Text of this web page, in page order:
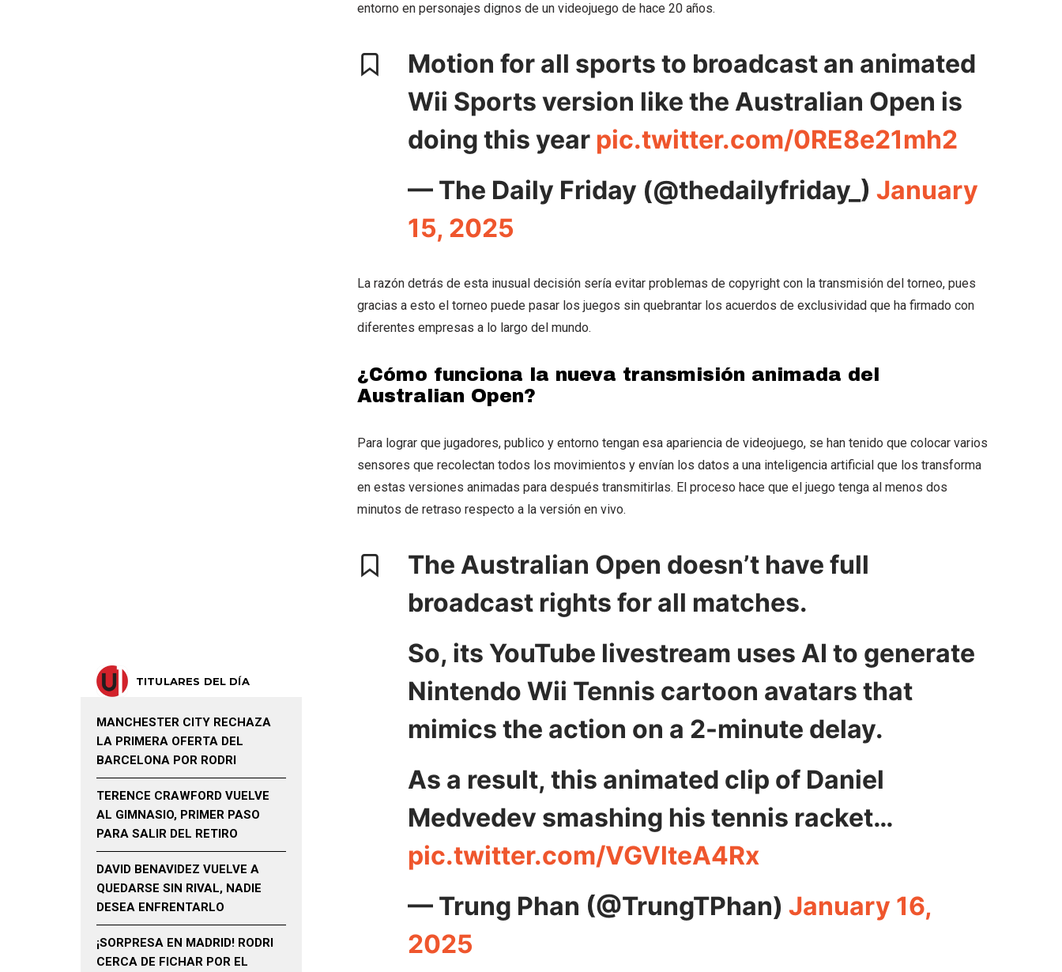
entorno en personajes dignos de un videojuego de hace 20 años.
Motion for all sports to broadcast an animated
Wii Sports version like the Australian Open is
doing this year pic.twitter.com/0RE8e21mh2
— The Daily Friday (@thedailyfriday_) January
15, 2025
La razón detrás de esta inusual decisión sería evitar problemas de copyright con la transmisión del torneo, pues
gracias a esto el torneo puede pasar los juegos sin quebrantar los acuerdos de exclusividad que ha firmado con
diferentes empresas a lo largo del mundo.
¿Cómo funciona la nueva transmisión animada del
Australian Open?
Para lograr que jugadores, publico y entorno tengan esa apariencia de videojuego, se han tenido que colocar varios
sensores que recolectan todos los movimientos y envían los datos a una inteligencia artificial que los transforma
en estas versiones animadas para después transmitirlas. El proceso hace que el juego tenga al menos dos
minutos de retraso respecto a la versión en vivo.
The Australian Open doesn’t have full
broadcast rights for all matches.
So, its YouTube livestream uses AI to generate
Nintendo Wii Tennis cartoon avatars that
mimics the action on a 2-minute delay.
As a result, this animated clip of Daniel
Medvedev smashing his tennis racket…
pic.twitter.com/VGVlteA4Rx
— Trung Phan (@TrungTPhan) January 16,
2025
TITULARES DEL DÍA
MANCHESTER CITY RECHAZA
LA PRIMERA OFERTA DEL
BARCELONA POR RODRI
TERENCE CRAWFORD VUELVE
AL GIMNASIO, PRIMER PASO
PARA SALIR DEL RETIRO
DAVID BENAVIDEZ VUELVE A
QUEDARSE SIN RIVAL, NADIE
DESEA ENFRENTARLO
¡SORPRESA EN MADRID! RODRI
CERCA DE FICHAR POR EL